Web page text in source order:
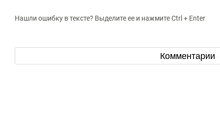
Нашли ошибку в тексте? Выделите ее и нажмите Ctrl + Enter
Комментарии